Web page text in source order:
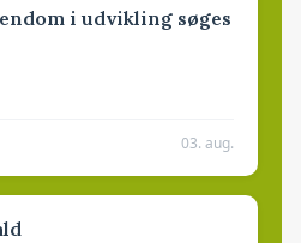
i udvikling søges
03. aug.